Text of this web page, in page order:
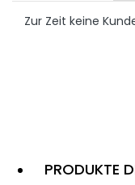
PRODUKTE
Zur Zeit keine